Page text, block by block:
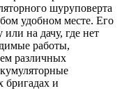
шуруповерта
удобном месте. Его
на дачу, где нет
работы,
различных
бригадах и